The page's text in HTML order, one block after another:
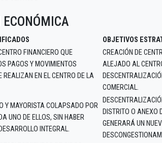
OBJETIVOS
FINANCIERO QUE
PAGOS Y MOVIMIENTOS
REALIZAN EN EL CENTRO DE LA
CREACIÓN DE
ALEJADO AL
COMERCIAL.
Y MAYORISTA COLAPSADO POR
UNO DE ELLOS, SIN HABER
INTEGRAL.
DISTRITO O ANEXO
GENERARÁ UN